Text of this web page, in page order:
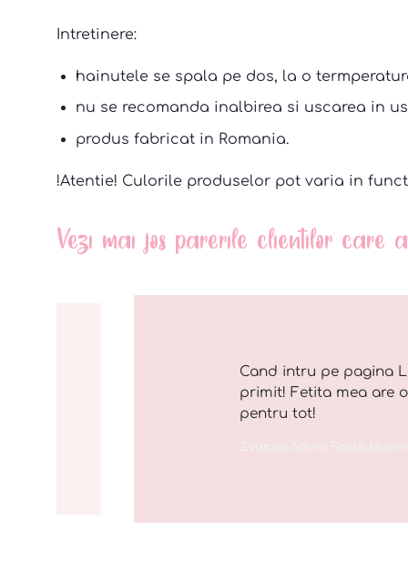
Intretinere:
hainutele se spala pe dos, la o
nu se recomanda inalbirea si uscarea in
produs fabricat in Romania.
!Atentie! Culorile produselor pot varia in
Vezi mai jos parerile clientilor care
Cand intru pe pagina
primit! Fetita mea are
pentru tot!